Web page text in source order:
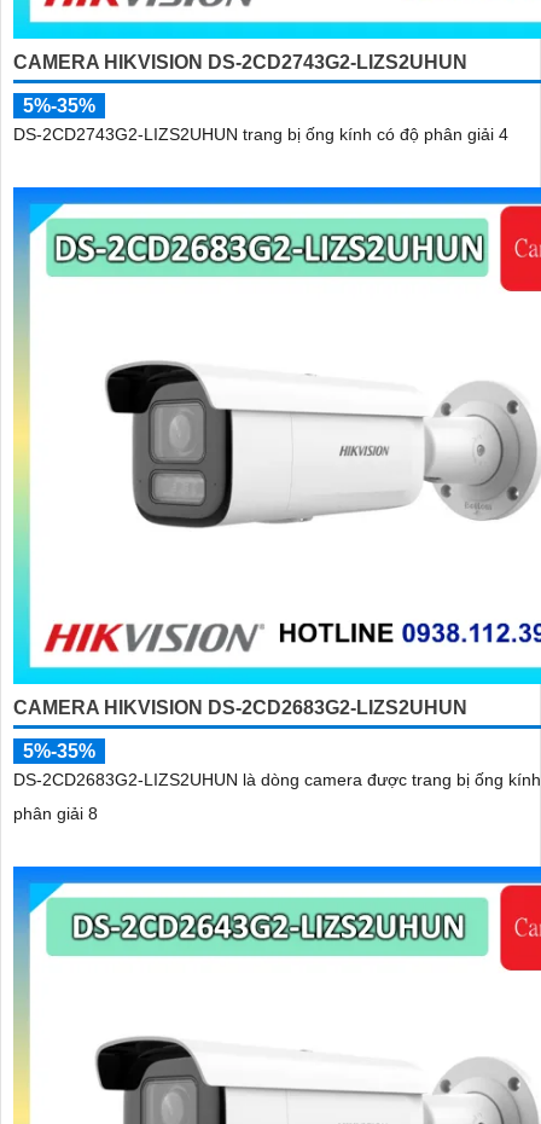
CAMERA HIKVISION DS-2CD2743G2-LIZS2UHUN
5%-35%
DS-2CD2743G2-LIZS2UHUN trang bị ống kính có độ phân giải 4
CAMERA HIKVISION DS-2CD2683G2-LIZS2UHUN
5%-35%
DS-2CD2683G2-LIZS2UHUN là dòng camera được trang bị ống
phân giải 8